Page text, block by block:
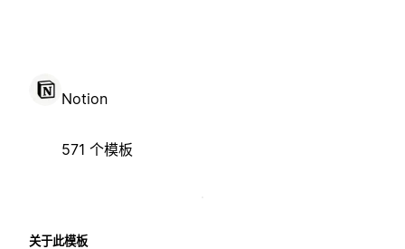
Notion
571 个模板
关于此模板